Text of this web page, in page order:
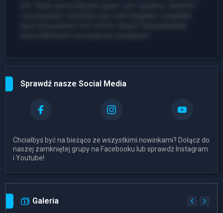
Sprawdź nasze Social Media
Chciałbyś być na bieżąco ze wszystkimi nowinkami? Dołącz do
naszej zamkniętej grupy na Facebooku lub sprawdź Instagram
i Youtube!
Galeria